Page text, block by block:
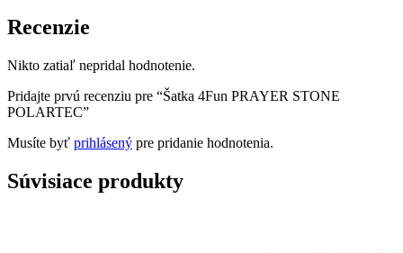
Recenzie
Nikto zatiaľ nepridal hodnotenie.
Pridajte prvú recenziu pre “Šatka 4Fun PRAYER STONE
POLARTEC”
Musíte byť prihlásený pre pridanie hodnotenia.
Súvisiace produkty